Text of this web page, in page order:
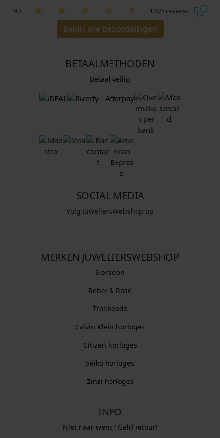
9.3 1.875 reviews
Bekijk alle beoordelingen
BETAALMETHODEN
Betaal veilig
SOCIAL MEDIA
Volg JuweliersWebshop op
MERKEN JUWELIERSWEBSHOP
Sieraden
Rebel & Rose
Trollbeads
Calvin Klein horloges
Citizen horloges
Seiko horloges
Zinzi horloges
INFO
Niet naar wens? Geld retour!